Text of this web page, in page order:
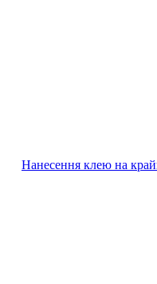
Нанесення клею на